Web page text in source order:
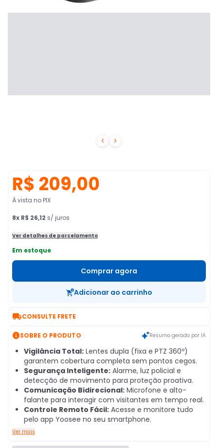
 
R$ 209,00
À vista no PIX
8x R$ 26,12 s/ juros
Ver detalhes de parcelamento
Em estoque
Comprar agora
Adicionar ao carrinho
CONSULTE FRETE
SOBRE O PRODUTO Resumo gerado por IA
Vigilância Total: Lentes dupla (fixa e PTZ 360º)
garantem cobertura completa sem pontos cegos.
Segurança Inteligente: Alarme, luz policial e
detecção de movimento para proteção proativa.
Comunicação Bidirecional: Microfone e alto-
falante para interagir com visitantes em tempo real.
Controle Remoto Fácil: Acesse e monitore tudo
pelo app Yoosee no seu smartphone.
Ver mais